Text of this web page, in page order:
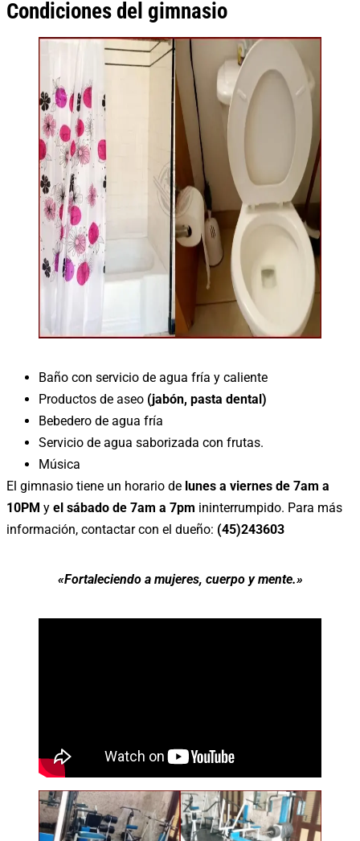
Condiciones del gimnasio
Baño con servicio de agua fría y caliente
Productos de aseo (jabón, pasta dental)
Bebedero de agua fría
Servicio de agua saborizada con frutas.
Música
El gimnasio tiene un horario de lunes a viernes de 7am a
10PM y el sábado de 7am a 7pm ininterrumpido. Para más
información, contactar con el dueño: (45)243603
«Fortaleciendo a mujeres, cuerpo y mente.»